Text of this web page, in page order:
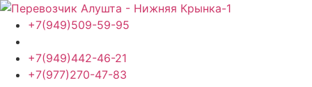
Перейти
содержимому
+7(949)509-59-95
+7(949)442-46-21
+7(977)270-47-83